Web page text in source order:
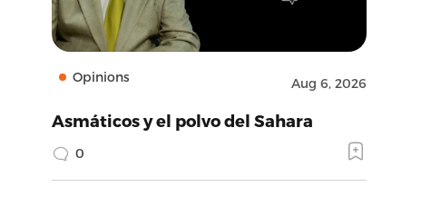
Opinions Aug 6, 2026
Asmáticos y el polvo del Sahara
0